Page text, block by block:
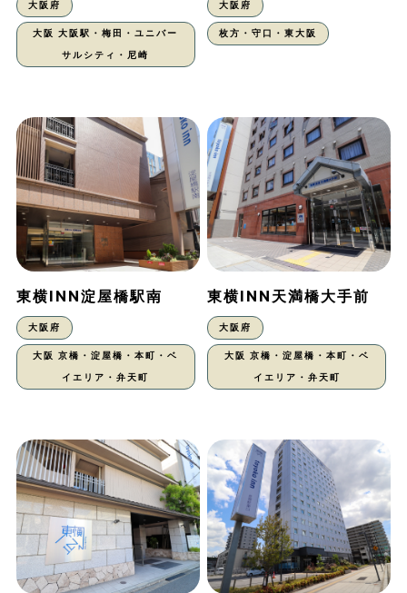
大阪府
大阪 大阪駅・梅田・ユニバー
サルシティ・尼崎
大阪府
枚方・守口・東大阪
東横INN淀屋橋駅南
大阪府
大阪 京橋・淀屋橋・本町・ベ
イエリア・弁天町
東横INN天満橋大手前
大阪府
大阪 京橋・淀屋橋・本町・ベ
イエリア・弁天町